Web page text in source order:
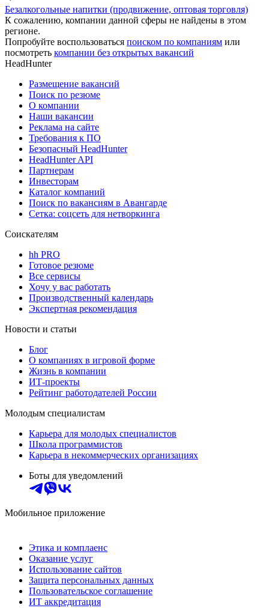
Безалкогольные напитки (продвижение, оптовая торговля)
К сожалению, компании данной сферы не найдены в этом
регионе.
Попробуйте воспользоваться поиском по компаниям или
посмотреть компании без открытых вакансий
HeadHunter
Размещение вакансий
Поиск по резюме
О компании
Наши вакансии
Реклама на сайте
Требования к ПО
Безопасный HeadHunter
HeadHunter API
Партнерам
Инвесторам
Каталог компаний
Поиск по вакансиям в Авангарде
Сетка: соцсеть для нетворкинга
Соискателям
hh PRO
Готовое резюме
Все сервисы
Хочу у вас работать
Производственный календарь
Экспертная рекомендация
Новости и статьи
Блог
О компаниях в игровой форме
Жизнь в компании
ИТ-проекты
Рейтинг работодателей России
Молодым специалистам
Карьера для молодых специалистов
Школа программистов
Карьера в некоммерческих организациях
Боты для уведомлений
Мобильное приложение
Этика и комплаенс
Оказание услуг
Использование сайтов
Защита персональных данных
Пользовательское соглашение
ИТ аккредитация